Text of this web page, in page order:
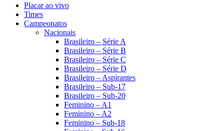
Placar ao vivo
Times
Campeonatos
Nacionais
Brasileiro – Série A
Brasileiro – Série B
Brasileiro – Série C
Brasileiro – Série D
Brasileiro – Aspirantes
Brasileiro – Sub-17
Brasileiro – Sub-20
Feminino – A1
Feminino – A2
Feminino – Sub-18